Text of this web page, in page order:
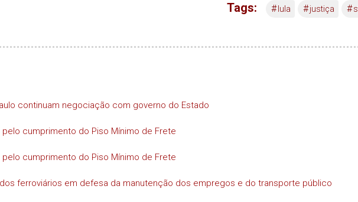
Tags: # lula #justiça #
continuam negociação com governo do Estado
pelo cumprimento do Piso Mínimo de Frete
pelo cumprimento do Piso Mínimo de Frete
dos ferroviários em defesa da manutenção dos empregos e do transporte público